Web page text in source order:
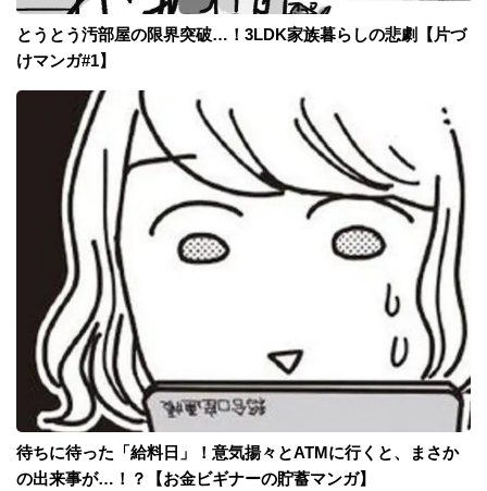
とうとう汚部屋の限界突破…！3LDK家族暮らしの悲劇【片づ
けマンガ#1】
待ちに待った「給料日」！意気揚々とATMに行くと、まさか
の出来事が…！？【お金ビギナーの貯蓄マンガ】